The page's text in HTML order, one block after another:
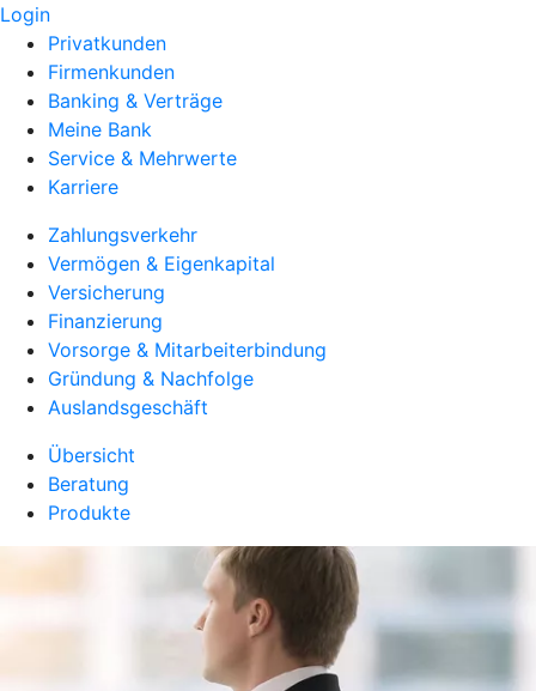
Login
Privatkunden
Firmenkunden
Banking & Verträge
Meine Bank
Service & Mehrwerte
Karriere
Zahlungsverkehr
Vermögen & Eigenkapital
Versicherung
Finanzierung
Vorsorge & Mitarbeiterbindung
Gründung & Nachfolge
Auslandsgeschäft
Übersicht
Beratung
Produkte